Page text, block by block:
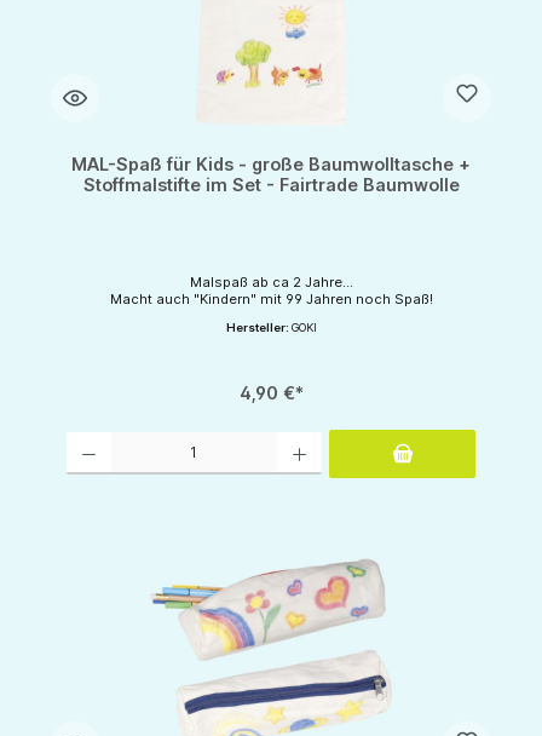
MAL-Spaß für Kids - große Baumwolltasche +
Stoffmalstifte im Set - Fairtrade Baumwolle
Malspaß ab ca 2 Jahre...
Macht auch "Kindern" mit 99 Jahren noch Spaß!
Hersteller: GOKI
4,90 €*